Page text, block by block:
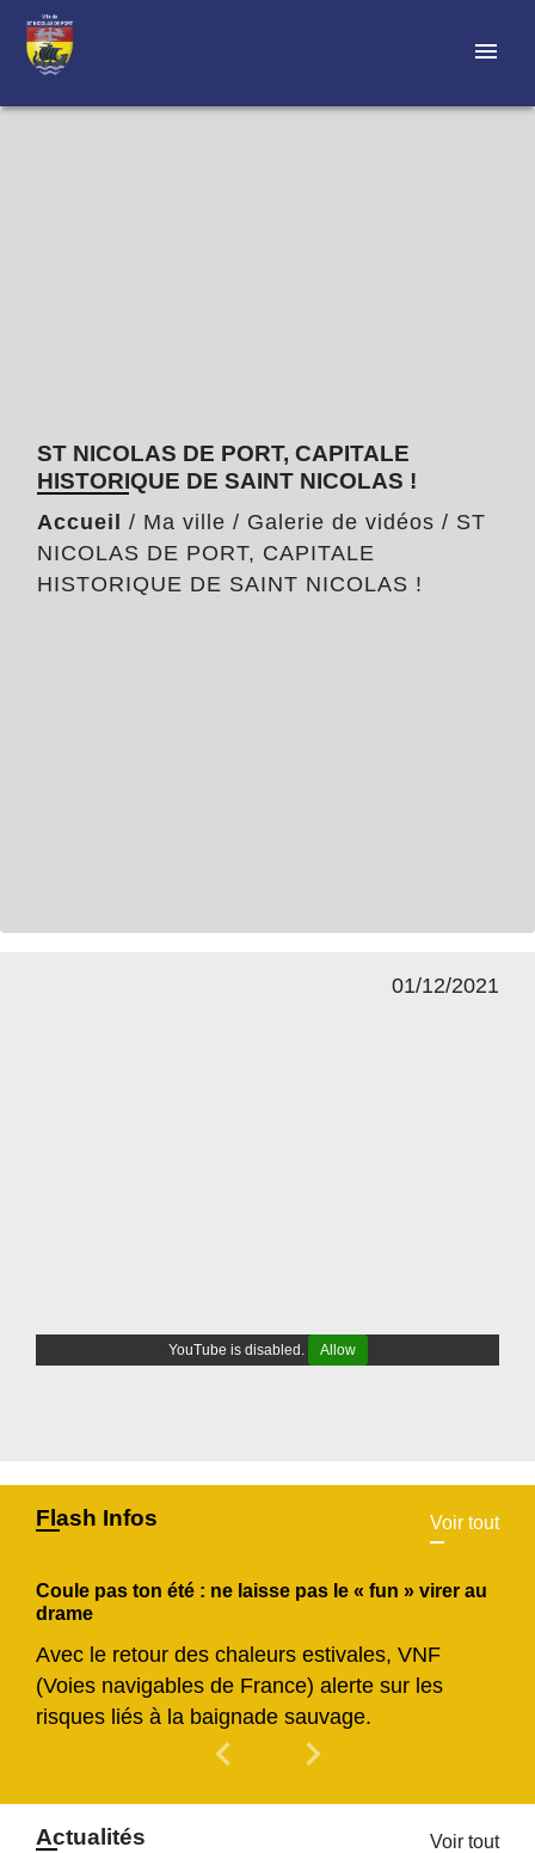
menu
ST NICOLAS DE PORT, CAPITALE
HISTORIQUE DE SAINT NICOLAS !
Accueil / Ma ville / Galerie de vidéos / ST
NICOLAS DE PORT, CAPITALE
HISTORIQUE DE SAINT NICOLAS !
01/12/2021
YouTube is disabled. Allow
Flash Infos Voir tout
Coule pas ton été : ne laisse pas le « fun » virer au
drame
Avec le retour des chaleurs estivales, VNF
(Voies navigables de France) alerte sur les
risques liés à la baignade sauvage.
chevron_left Previous
chevron_right
Actualités Voir tout